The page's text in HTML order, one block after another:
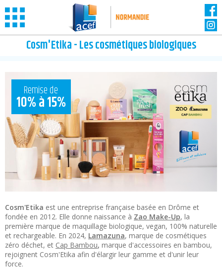
Cosm'Etika - Les cosmétiques biologiques
Remise de
10% à 15%
Cosm'Etika est une entreprise française basée en Drôme et
fondée en 2012. Elle donne naissance à Zao Make-Up, la
première marque de maquillage biologique, vegan, 100% naturelle
et rechargeable. En 2024, Lamazuna, marque de cosmétiques
zéro déchet, et Cap Bambou, marque d'accessoires en bambou,
rejoignent Cosm'Etika afin d'élargir leur gamme et d'unir leur
force.
Panneau de gestion des cookies